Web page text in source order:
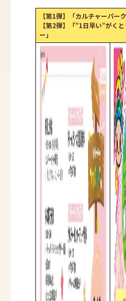
【第1弾】「カルチャーパー
【第2弾】「”1日早い”がく
ー」